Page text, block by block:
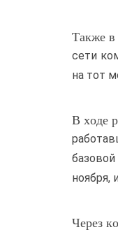
Также в
сети
на тот
В ходе
ноября,
Через